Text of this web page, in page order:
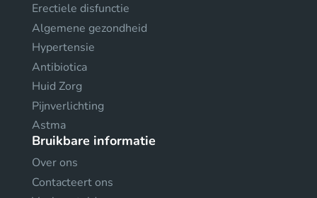
Erectiele disfunctie
Algemene gezondheid
Hypertensie
Antibiotica
Huid Zorg
Pijnverlichting
Astma
Bruikbare informatie
Over ons
Contacteert ons